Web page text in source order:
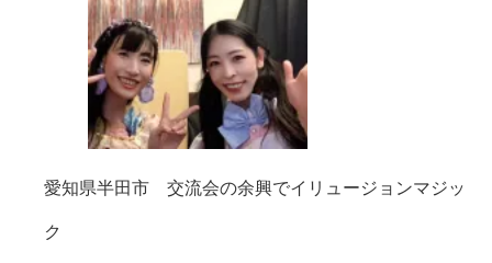
愛知県半田市 交流会の余興でイリュージョンマジッ
ク